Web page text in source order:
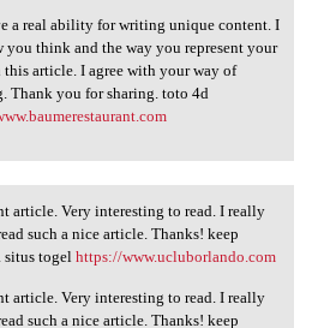
a real ability for writing unique content. I
you think and the way you represent your
this article. I agree with your way of
Thank you for sharing. toto 4d
article. Very
article. Very interesting to read. I really
such a nice article. Thanks! keep
togel https://www.ucluborlando.com
article. Very interesting to read. I really
such a nice article. Thanks! keep